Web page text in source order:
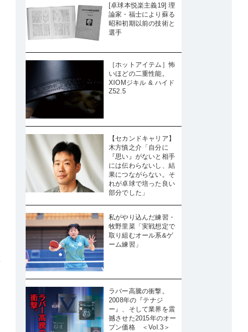
[卓球本悦楽主義19] 理
論家・福士により蘇る
昭和初期以前の技術と
選手
［ホットアイテム］怖
いほどの二重性能。
XIOMジキル & ハイド
Z52.5
【セカンドキャリア】
木方慎之介「自分に
『思い』がないと相手
には伝わらないし、結
果につながらない。そ
れが卓球で培った良い
部分でした」
私がやり込んだ練習・
牧野里菜「実戦想定で
取り組むオール系&ゲ
ーム練習」
ラバー高騰の衝撃。
2008年の『テナジ
ー』、そして業界を震
撼させた2015年のオー
プン価格 ＜Vol.3＞